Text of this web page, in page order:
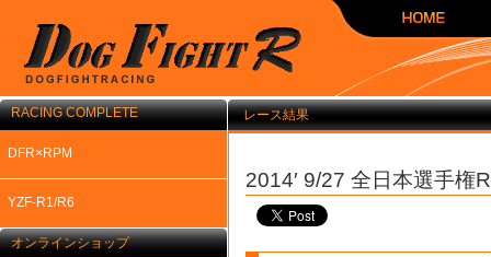
レース結果
2014′ 9/27 全日本選手権
RACING COMPLETE
DFR×RPM
YZF-R1/R6
オンラインショップ